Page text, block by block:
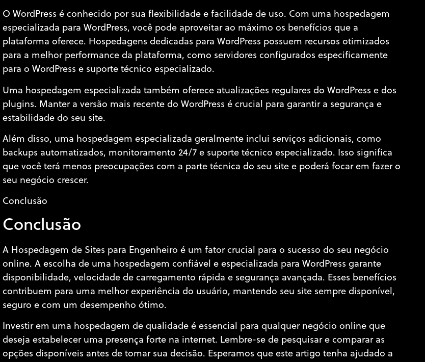
O WordPress é conhecido por sua flexibilidade e facilidade de uso. Com uma hospedagem
especializada para WordPress, você pode aproveitar ao máximo os benefícios que a
plataforma oferece. Hospedagens dedicadas para WordPress possuem recursos otimizados
para a melhor performance da plataforma, como servidores configurados especificamente
para o WordPress e suporte técnico especializado.
Uma hospedagem especializada também oferece atualizações regulares do WordPress e dos
plugins. Manter a versão mais recente do WordPress é crucial para garantir a segurança e
estabilidade do seu site.
Além disso, uma hospedagem especializada geralmente inclui serviços adicionais, como
backups automatizados, monitoramento 24/7 e suporte técnico especializado. Isso significa
que você terá menos preocupações com a parte técnica do seu site e poderá focar em fazer o
seu negócio crescer.
Conclusão
Conclusão
A Hospedagem de Sites para Engenheiro é um fator crucial para o sucesso do seu negócio
online. A escolha de uma hospedagem confiável e especializada para WordPress garante
disponibilidade, velocidade de carregamento rápida e segurança avançada. Esses benefícios
contribuem para uma melhor experiência do usuário, mantendo seu site sempre disponível,
seguro e com um desempenho ótimo.
Investir em uma hospedagem de qualidade é essencial para qualquer negócio online que
deseja estabelecer uma presença forte na internet. Lembre-se de pesquisar e comparar as
opções disponíveis antes de tomar sua decisão. Esperamos que este artigo tenha ajudado a